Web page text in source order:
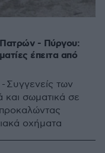
Πατρών - Πύργου:
έπειτα από
Συγγενείς των
και σωματικά σε
οχήματα